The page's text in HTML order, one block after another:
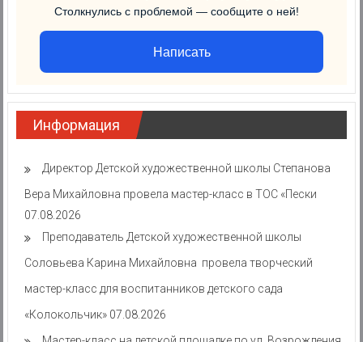
Столкнулись с проблемой — сообщите о ней!
Написать
Информация
Директор Детской художественной школы Степанова
Вера Михайловна провела мастер-класс в ТОС «Пески
07.08.2026
Преподаватель Детской художественной школы
Соловьева Карина Михайловна провела творческий
мастер-класс для воспитанников детского сада
«Колокольчик» 07.08.2026